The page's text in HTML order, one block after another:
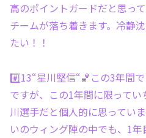
高のポイントガードだと思っ
チームが落ち着きます。冷静
たい！！
#️⃣13“星川堅信“🏀この3年間
ですが、この1年間に限って
川選手だと個人的に思ってい
いのウィング陣の中でも、1